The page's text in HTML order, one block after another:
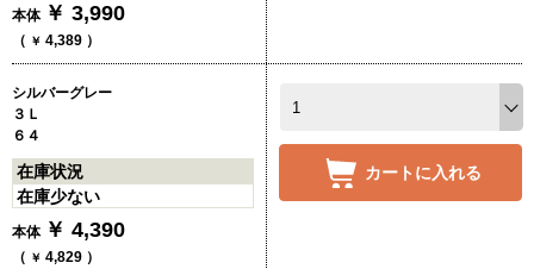
本体 ￥ 3,990
（ ￥ 4,389 ）
シルバーグレー
３Ｌ
６４
在庫状況
在庫少ない
本体 ￥ 4,390
（ ￥ 4,829 ）
カートに入れる